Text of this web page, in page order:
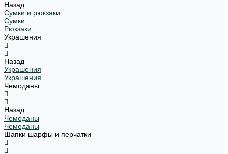
Назад
Сумки и рюкзаки
Сумки
Рюкзаки
Украшения
Назад
Украшения
Украшения
Чемоданы
Назад
Чемоданы
Чемоданы
Шапки шарфы и перчатки